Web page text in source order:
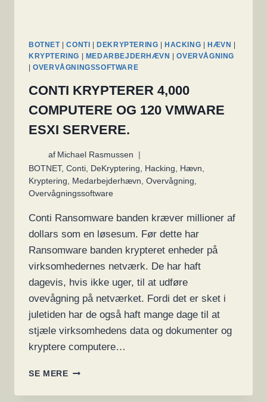
BOTNET|CONTI |DEKRYPTERING |HACKING |HÆVN |
KRYPTERING | MEDARBEJDERHÆVN |OVERVÅGNING
|OVERVÅGNINGSSOFTWARE
CONTI KRYPTERER 4,000
COMPUTERE OG 120 VMWARE
ESXI SERVERE.
af Michael Rasmussen
BOTNET, Conti, DeKryptering, Hacking, Hævn,
Kryptering, Medarbejderhævn, Overvågning,
Overvågningssoftware
Conti Ransomware banden kræver millioner af
dollars som en løsesum. Før dette har
Ransomware banden krypteret enheder på
virksomhedernes netværk. De har haft
dagevis, hvis ikke uger, til at udføre
ovevågning på netværket. Fordi det er sket i
juletiden har de også haft mange dage til at
stjæle virksomhedens data og dokumenter og
kryptere computere…
SE MERECONTI
4,000